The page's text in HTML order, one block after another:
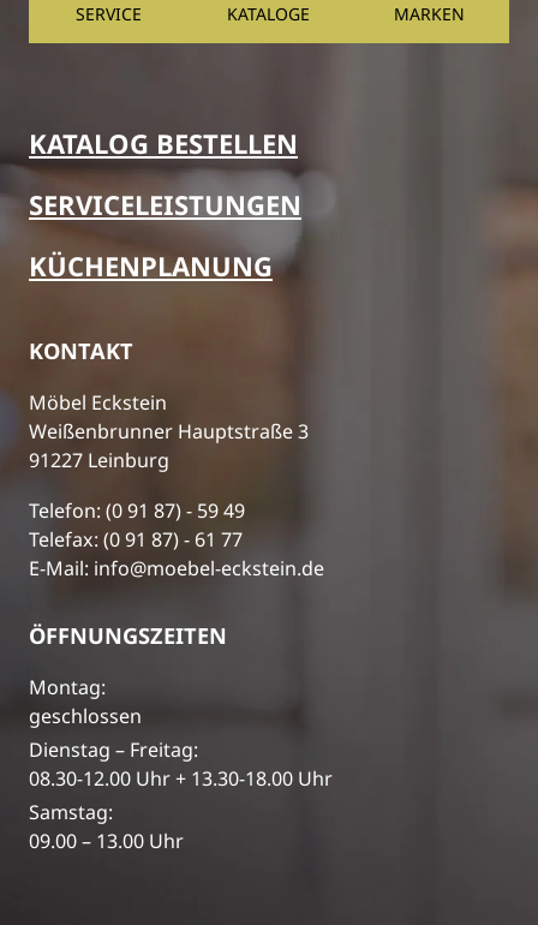
SERVICE KATALOGE MARKEN
KATALOG BESTELLEN
SERVICELEISTUNGEN
KÜCHENPLANUNG
KONTAKT
Möbel Eckstein
Weißenbrunner Hauptstraße 3
91227 Leinburg
Telefon: (0 91 87) - 59 49
Telefax: (0 91 87) - 61 77
E-Mail: info@moebel-eckstein.de
ÖFFNUNGSZEITEN
Montag:
geschlossen
Dienstag – Freitag:
08.30-12.00 Uhr + 13.30-18.00 Uhr
Samstag:
09.00 – 13.00 Uhr